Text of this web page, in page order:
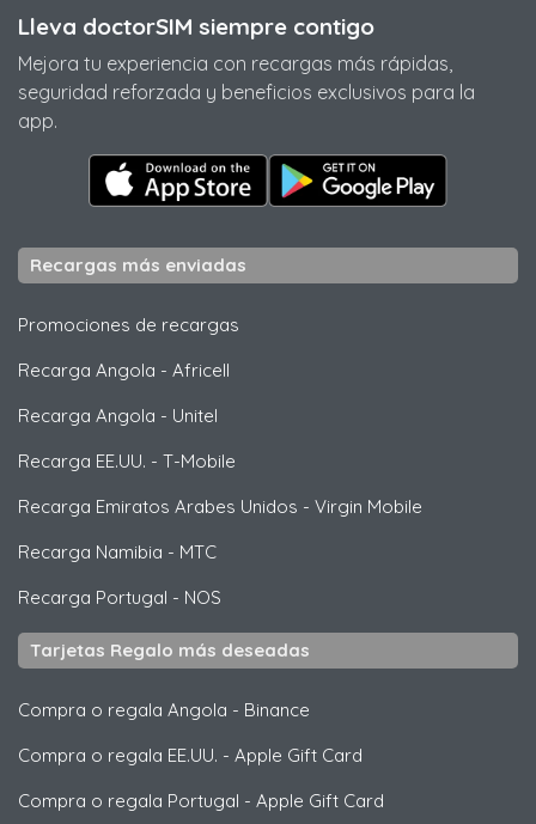
Lleva doctorSIM siempre contigo
Mejora tu experiencia con recargas más rápidas,
seguridad reforzada y beneficios exclusivos para la
app.
Recargas más enviadas
Promociones de recargas
Recarga Angola - Africell
Recarga Angola - Unitel
Recarga EE.UU. - T-Mobile
Recarga Emiratos Arabes Unidos - Virgin Mobile
Recarga Namibia - MTC
Recarga Portugal - NOS
Tarjetas Regalo más deseadas
Compra o regala Angola - Binance
Compra o regala EE.UU. - Apple Gift Card
Compra o regala Portugal - Apple Gift Card